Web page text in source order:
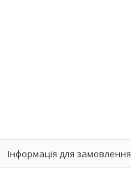
Інформація для замовлення